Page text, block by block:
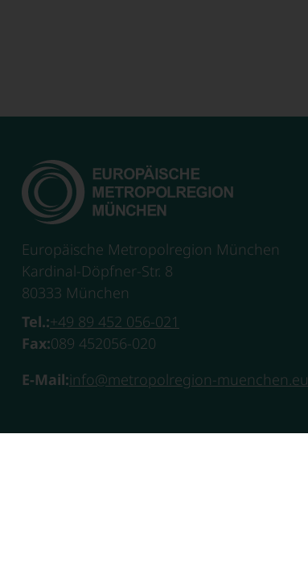
Europäische Metropolregion München
Kardinal-Döpfner-Str. 8
80333 München
Tel.:+49 89 452 056-021
Fax:089 452056-020
E-Mail:info@metropolregion-muenchen.eu